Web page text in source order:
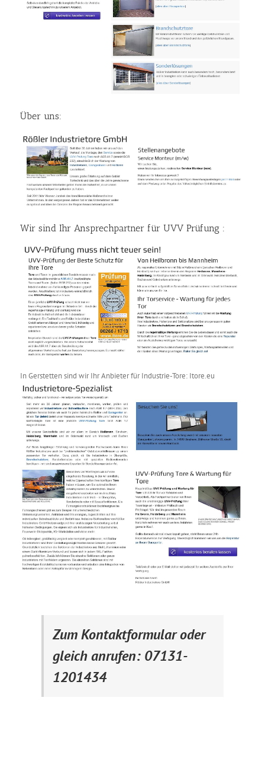
Über uns:
Wir sind Ihr Ansprechpartner für UVV Prüfung :
In Gerstetten sind wir Ihr Anbieter für Industrie-Tore: Itore.eu
Zum Kontaktformular oder
gleich anrufen: 07131-
1201434